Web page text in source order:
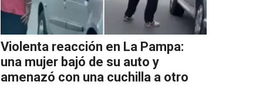
Violenta reacción en La Pampa:
una mujer bajó de su auto y
amenazó con una cuchilla a otro